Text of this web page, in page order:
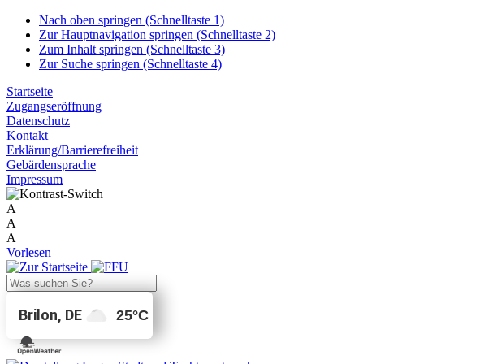
Nach oben springen (Schnelltaste 1)
Zur Hauptnavigation springen (Schnelltaste 2)
Zum Inhalt springen (Schnelltaste 3)
Zur Suche springen (Schnelltaste 4)
Startseite
Zugangseröffnung
Datenschutz
Kontakt
Erklärung/Barrierefreiheit
Gebärdensprache
Impressum
A
A
A
Vorlesen
Brilon, DE 25°C